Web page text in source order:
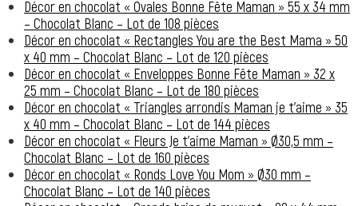
Décor en chocolat « Ovales Bonne Fête Maman » 55 x 34 mm
– Chocolat Blanc – Lot de 108 pièces
Décor en chocolat « Rectangles You are the Best Mama » 50
x 40 mm – Chocolat Blanc – Lot de 120 pièces
Décor en chocolat « Enveloppes Bonne Fête Maman » 32 x
25 mm – Chocolat Blanc – Lot de 180 pièces
Décor en chocolat « Triangles arrondis Maman je t’aime » 35
x 40 mm – Chocolat Blanc – Lot de 144 pièces
Décor en chocolat « Fleurs Je t’aime Maman » Ø30,5 mm –
Chocolat Blanc – Lot de 160 pièces
Décor en chocolat « Ronds Love You Mom » Ø30 mm –
Chocolat Blanc – Lot de 140 pièces